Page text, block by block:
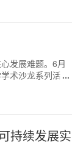
发展难题。6月
术沙龙系列活
持续发展实